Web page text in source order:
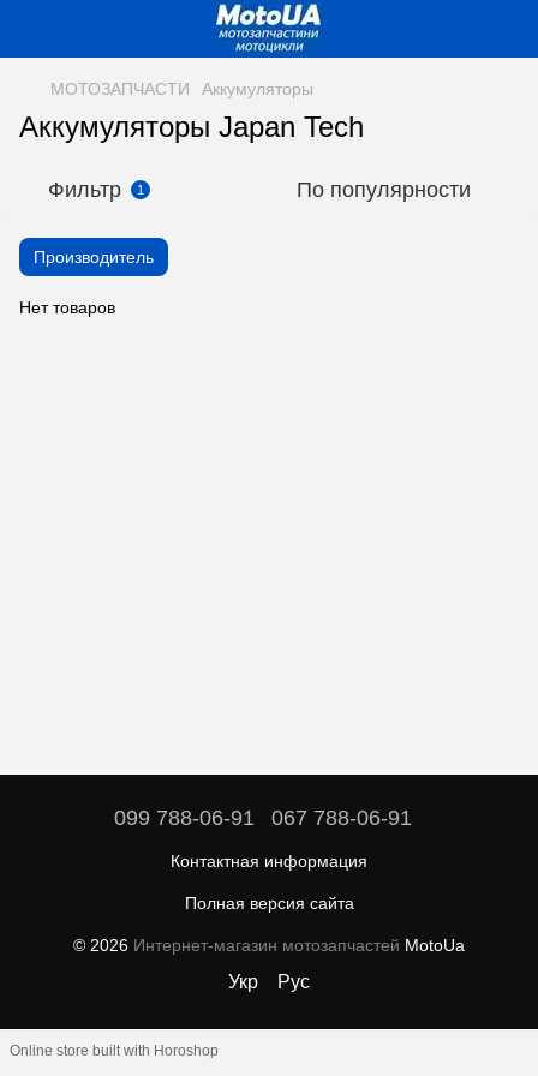
МОТОЗАПЧАСТИ Аккумуляторы
Аккумуляторы Japan Tech
Фильтр 1 По популярности
Производитель
Нет товаров
099 788-06-91 067 788-06-91
Контактная информация
Полная версия сайта
© 2026 Интернет-магазин мотозапчастей MotoUa
Укр Рус
Online store built with Horoshop